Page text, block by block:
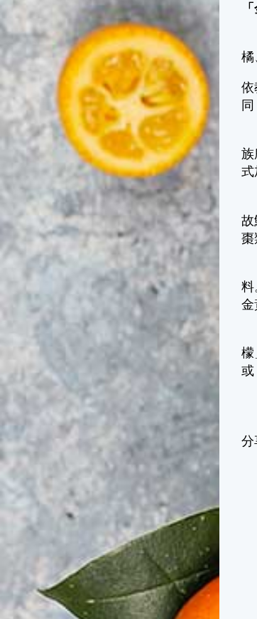
橘
依
族
式
故
棗
料
金
檬
或
分